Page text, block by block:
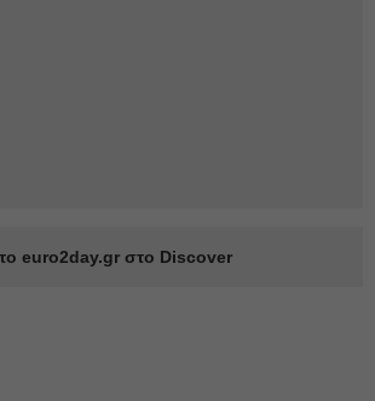
euro2day.gr στο Discover